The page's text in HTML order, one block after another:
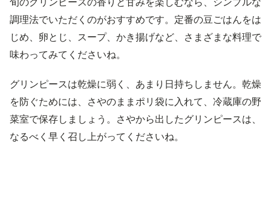
調理法でいただくのがおすすめです。定番の豆ごはんをは
じめ、卵とじ、スープ、かき揚げなど、さまざまな料理で
味わってみてくださいね。
グリンピースは乾燥に弱く、あまり日持ちしません。乾燥
を防ぐためには、さやのままポリ袋に入れて、冷蔵庫の野
菜室で保存しましょう。さやから出したグリンピースは、
なるべく早く召し上がってくださいね。